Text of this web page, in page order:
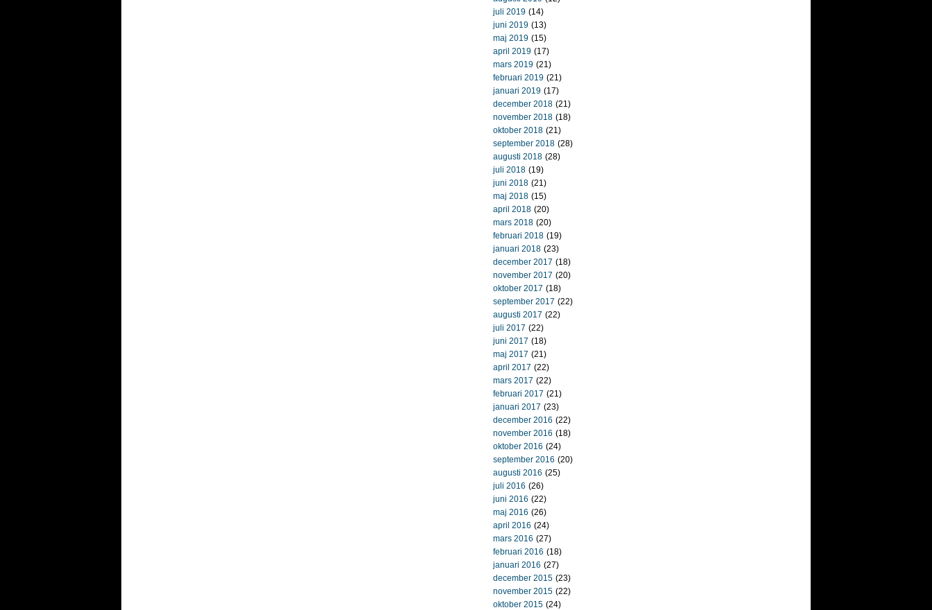
juli 2019 (14)
juni 2019 (13)
maj 2019 (15)
april 2019 (17)
mars 2019 (21)
februari 2019 (21)
januari 2019 (17)
december 2018 (21)
november 2018 (18)
oktober 2018 (21)
september 2018 (28)
augusti 2018 (28)
juli 2018 (19)
juni 2018 (21)
maj 2018 (15)
april 2018 (20)
mars 2018 (20)
februari 2018 (19)
januari 2018 (23)
december 2017 (18)
november 2017 (20)
oktober 2017 (18)
september 2017 (22)
augusti 2017 (22)
juli 2017 (22)
juni 2017 (18)
maj 2017 (21)
april 2017 (22)
mars 2017 (22)
februari 2017 (21)
januari 2017 (23)
december 2016 (22)
november 2016 (18)
oktober 2016 (24)
september 2016 (20)
augusti 2016 (25)
juli 2016 (26)
juni 2016 (22)
maj 2016 (26)
april 2016 (24)
mars 2016 (27)
februari 2016 (18)
januari 2016 (27)
december 2015 (23)
november 2015 (22)
oktober 2015 (24)